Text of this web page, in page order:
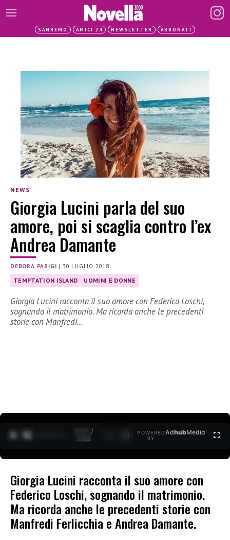
SANREMO AMICI 24 NEWSLETTER ABBONATI
NEWS
Giorgia Lucini parla del suo
amore, poi si scaglia contro l’ex
Andrea Damante
DEBORA PARIGI | 30 LUGLIO 2018
TEMPTATION ISLAND UOMINI E DONNE
Giorgia Lucini racconta il suo amore con Federico Loschi,
sognando il matrimonio. Ma ricorda anche le precedenti
storie con Manfredi…
0:27 /
3:35
POWERED
BY
AdhubMedia
Giorgia Lucini racconta il suo amore con
Federico Loschi, sognando il matrimonio.
Ma ricorda anche le precedenti storie con
Manfredi Ferlicchia e Andrea Damante.